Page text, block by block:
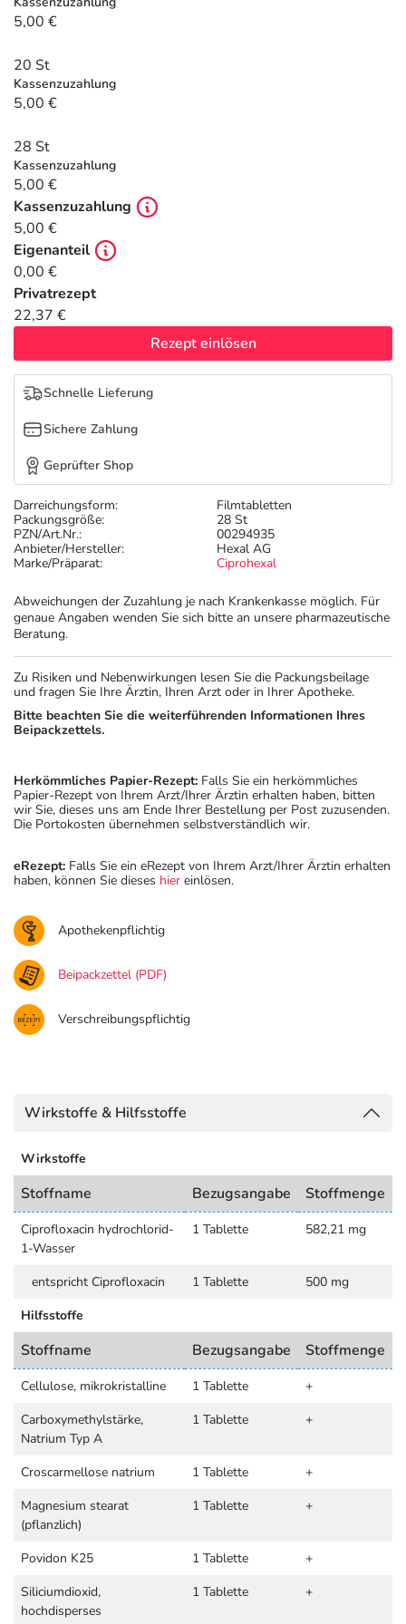
Tierapotheke
Vitamine & Mineralstoffe
Marken
Salus Deals
Darreichungsform:
Filmtabletten
Packungsgröße:
28 St
PZN/Art.Nr.:
00294935
Anbieter/Hersteller:
Hexal AG
Marke/Präparat:
Ciprohexal
Abweichungen der Zuzahlung je nach Krankenkasse möglich. Für
genaue Angaben wenden Sie sich bitte an unsere pharmazeutische
Beratung.
5,00 €
20 St
Kassenzuzahlung
5,00 €
28 St
Kassenzuzahlung
5,00 €
Kassenzuzahlung
5,00 €
Eigenanteil
0,00 €
Privatrezept
22,37 €
Rezept einlösen
Schnelle Lieferung
Sichere Zahlung
Geprüfter Shop
Zu Risiken und Nebenwirkungen lesen Sie die Packungsbeilage
und fragen Sie Ihre Ärztin, Ihren Arzt oder in Ihrer Apotheke.
Bitte beachten Sie die weiterführenden Informationen Ihres
Beipackzettels.
Herkömmliches Papier-Rezept: Falls Sie ein herkömmliches
Papier-Rezept von Ihrem Arzt/Ihrer Ärztin erhalten haben, bitten
wir Sie, dieses uns am Ende Ihrer Bestellung per Post zuzusenden.
Die Portokosten übernehmen selbstverständlich wir.
eRezept: Falls Sie ein eRezept von Ihrem Arzt/Ihrer Ärztin erhalten
haben, können Sie dieses hier einlösen.
Apothekenpflichtig
Beipackzettel (PDF)
Verschreibungspflichtig
Wirkstoffe & Hilfsstoffe
Wirkstoffe
Stoffname Bezugsangabe Stoffmenge
Ciprofloxacin hydrochlorid-
1-Wasser
1 Tablette 582,21 mg
entspricht Ciprofloxacin 1 Tablette
500 mg
Hilfsstoffe
Stoffname Bezugsangabe Stoffmenge
Cellulose, mikrokristalline 1 Tablette
+
Carboxymethylstärke,
Natrium Typ A
1 Tablette +
Croscarmellose natrium 1 Tablette
+
Magnesium stearat
(pflanzlich)
1 Tablette +
Povidon K25 1 Tablette
+
Siliciumdioxid,
hochdisperses
1 Tablette +